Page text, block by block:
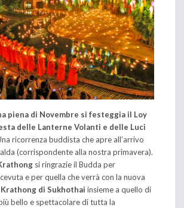
piena di Novembre si festeggia il Loy
delle Lanterne Volanti e delle Luci
ricorrenza buddista che apre all’arrivo
(corrispondente alla nostra primavera).
si ringrazie il Budda per
e per quella che verrà con la nuova
Krathong di Sukhothai insieme a quello di
bello e spettacolare di tutta la